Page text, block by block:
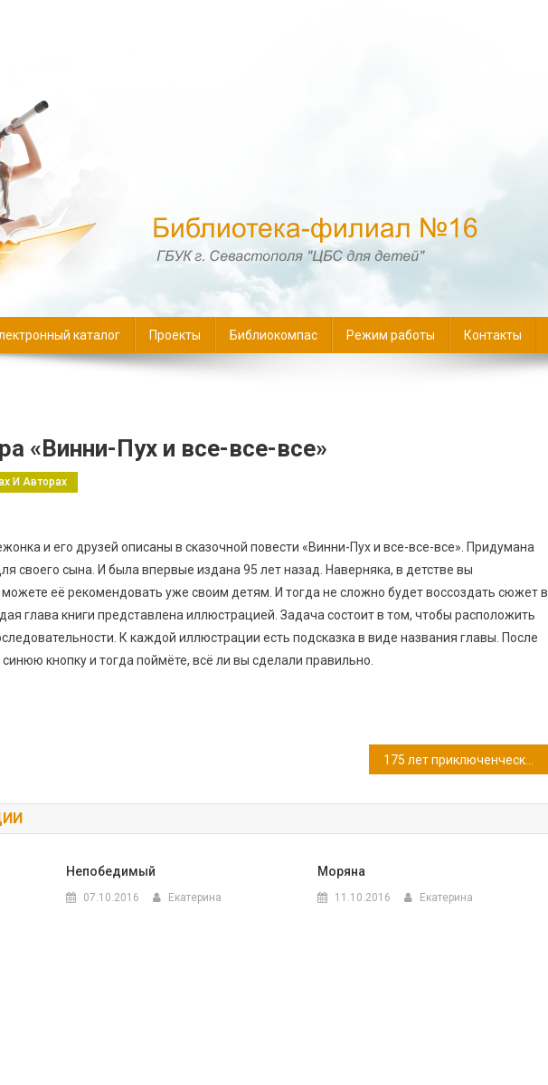
каталог Проекты Библиокомпас Режим работы Контакты
«Винни-Пух и все-все-все»
И Авторах
и его друзей описаны в сказочной повести «Винни-Пух и все-все-все». Придумана
своего сына. И была впервые издана 95 лет назад. Наверняка, в детстве вы
можете её рекомендовать уже своим детям. И тогда не сложно будет воссоздать сюжет в
глава книги представлена иллюстрацией. Задача состоит в том, чтобы расположить
К каждой иллюстрации есть подсказка в виде названия главы. После
кнопку и тогда поймёте, всё ли вы сделали правильно.
Непобедимый
07.10.2016 Екатерина
Моряна
11.10.2016 Екатерина